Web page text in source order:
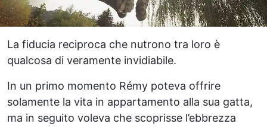
La fiducia reciproca che nutrono tra loro è
qualcosa di veramente invidiabile.
In un primo momento Rémy poteva offrire
solamente la vita in appartamento alla sua gatta,
ma in seguito voleva che scoprisse l’ebbrezza